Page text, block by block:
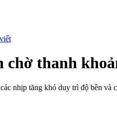
thanh
nhịp tăng khó duy trì độ bền và